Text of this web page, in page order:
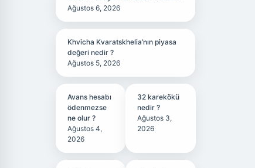
Ağustos 6, 2026
Khvicha Kvaratskhelia’nın piyasa
değeri nedir ?
Ağustos 5, 2026
Avans hesabı
ödenmezse
ne olur ?
Ağustos 4,
2026
32 karekökü
nedir ?
Ağustos 3,
2026